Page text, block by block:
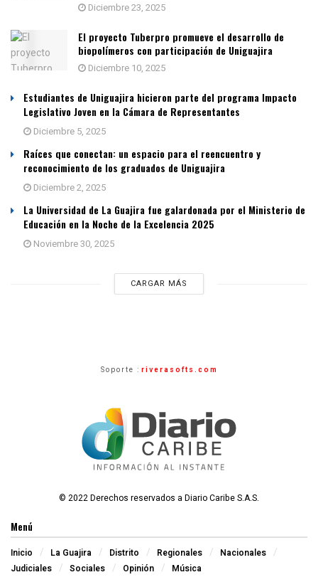
Diciembre 23, 2025
El proyecto Tuberpro promueve el desarrollo de
biopolímeros con participación de Uniguajira
Diciembre 10, 2025
Estudiantes de Uniguajira hicieron parte del programa Impacto
Legislativo Joven en la Cámara de Representantes
Diciembre 5, 2025
Raíces que conectan: un espacio para el reencuentro y
reconocimiento de los graduados de Uniguajira
Diciembre 2, 2025
La Universidad de La Guajira fue galardonada por el Ministerio de
Educación en la Noche de la Excelencia 2025
Noviembre 30, 2025
CARGAR MÁS
Soporte : riverasofts.com
© 2022 Derechos reservados a Diario Caribe S.A.S.
Menú
Inicio La Guajira Distrito Regionales
Nacionales
Judiciales
Sociales Opinión Música